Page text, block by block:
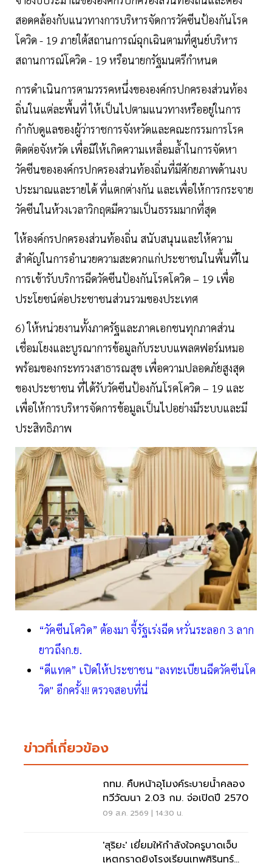
สอดคล้องกับแนวทางการบริหารจัดการวัคซีนป้องกันโรค
โควิด - 19 ภายใต้สถานการณ์ฉุกเฉินตามที่ศูนย์บริหาร
สถานการณ์โควิด - 19 หรือนายกรัฐมนตรีกำหนด
การดำเนินการตามวรรคหนึ่งขององค์กรปกครองส่วนท้อง
ถิ่นในแต่ละพื้นที่ ให้เป็นไปตามแนวทางหรืออยู่ในการ
กำกับดูแลของผู้ว่าราชการจังหวัดและคณะกรรมการโรค
ติดต่อจังหวัด เพื่อมิให้เกิดความเหลื่อมล้ำในการจัดหา
วัคซีนขององค์กรปกครองส่วนท้องถิ่นที่มีศักยภาพด้านงบ
ประมาณและรายได้ ที่แตกต่างกัน และเพื่อให้การกระจาย
วัคซีนในห้วงเวลาวิกฤตมีความเป็นธรรมมากที่สุด
ให้องค์กรปกครองส่วนท้องถิ่น สนับสนุนและให้ความ
สำคัญในการอำนวยความสะดวกแก่ประชาชนในพื้นที่ใน
การเข้ารับบริการฉีดวัคซีนป้องกันโรคโควิด – 19 เพื่อ
ประโยชน์ต่อประชาชนส่วนรวมของประเทศ
6) ให้หน่วยงานทั้งภาครัฐและภาคเอกชนทุกภาคส่วน
เชื่อมโยงและบูรณาการข้อมูลกับระบบแพลตฟอร์มหมอ
พร้อมของกระทรวงสาธารณสุข เพื่อความปลอดภัยสูงสุด
ของประชาชน ที่ได้รับวัคซีนป้องกันโรคโควิด – 19 และ
เพื่อให้การบริหารจัดการข้อมูลเป็นไปอย่างมีระบบและมี
ประสิทธิภาพ
“วัคซีนโควิด” ต้องมา จี้รัฐเร่งฉีด หวั่นระลอก 3 ลาก
ยาวถึงก.ย.
“ดีแทค” เปิดให้ประชาชน "ลงทะเบียนฉีดวัคซีนโค
วิด" อีกครั้ง!! ตรวจสอบที่นี่
ข่าวที่เกี่ยวข้อง
กทม. คืบหน้าอุโมงค์ระบายน้ำคลอง
ทวีวัฒนา 2.03 กม. จ่อเปิดปี 2570
09 ส.ค. 2569 | 14:30 น.
'สุริยะ' เยี่ยมให้กำลังใจครูบาดเจ็บ
เหตุกราดยิงโรงเรียนเทพศิรินทร์